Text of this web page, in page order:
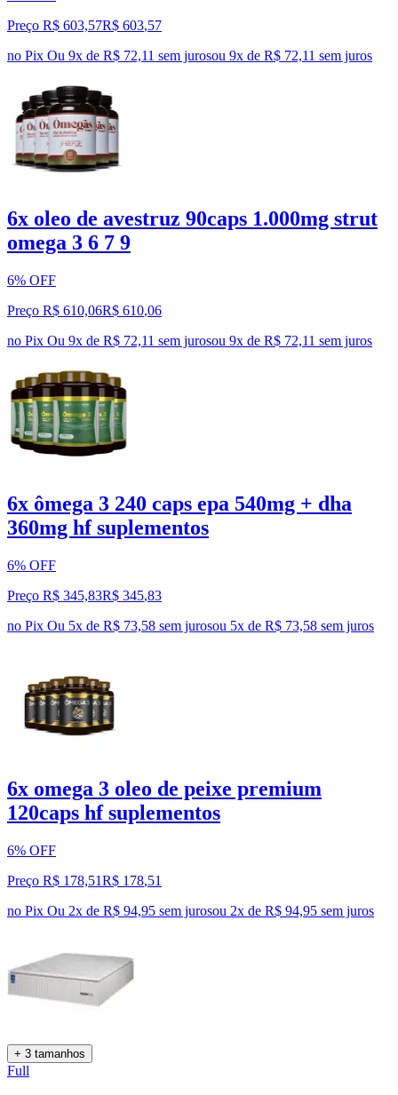
Preço R$ 603,57R$ 603,57
no Pix Ou 9x de R$ 72,11 sem jurosou 9x de R$ 72,11 sem juros
6x oleo de avestruz 90caps 1.000mg strut
omega 3 6 7 9
6% OFF
Preço R$ 610,06R$ 610,06
no Pix Ou 9x de R$ 72,11 sem jurosou 9x de R$ 72,11 sem juros
6x ômega 3 240 caps epa 540mg + dha
360mg hf suplementos
6% OFF
Preço R$ 345,83R$ 345,83
no Pix Ou 5x de R$ 73,58 sem jurosou 5x de R$ 73,58 sem juros
6x omega 3 oleo de peixe premium
120caps hf suplementos
6% OFF
Preço R$ 178,51R$ 178,51
no Pix Ou 2x de R$ 94,95 sem jurosou 2x de R$ 94,95 sem juros
+ 3 tamanhos
Full